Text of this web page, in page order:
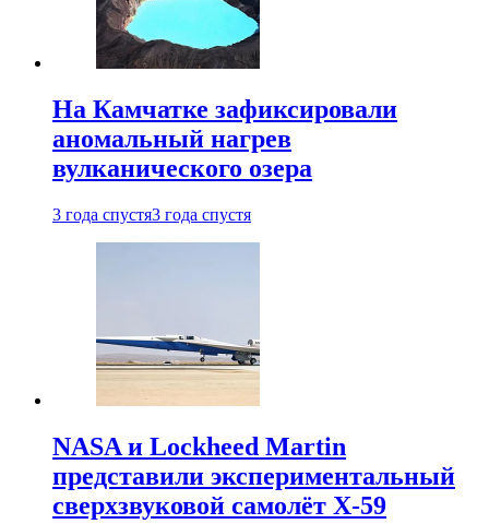
На Камчатке зафиксировали
аномальный нагрев
вулканического озера
3 года спустя3 года спустя
NASA и Lockheed Martin
представили экспериментальный
сверхзвуковой самолёт X-59